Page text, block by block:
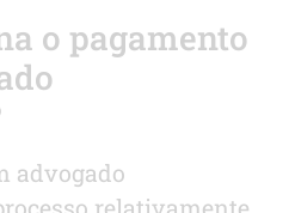
o pagamento
advogado